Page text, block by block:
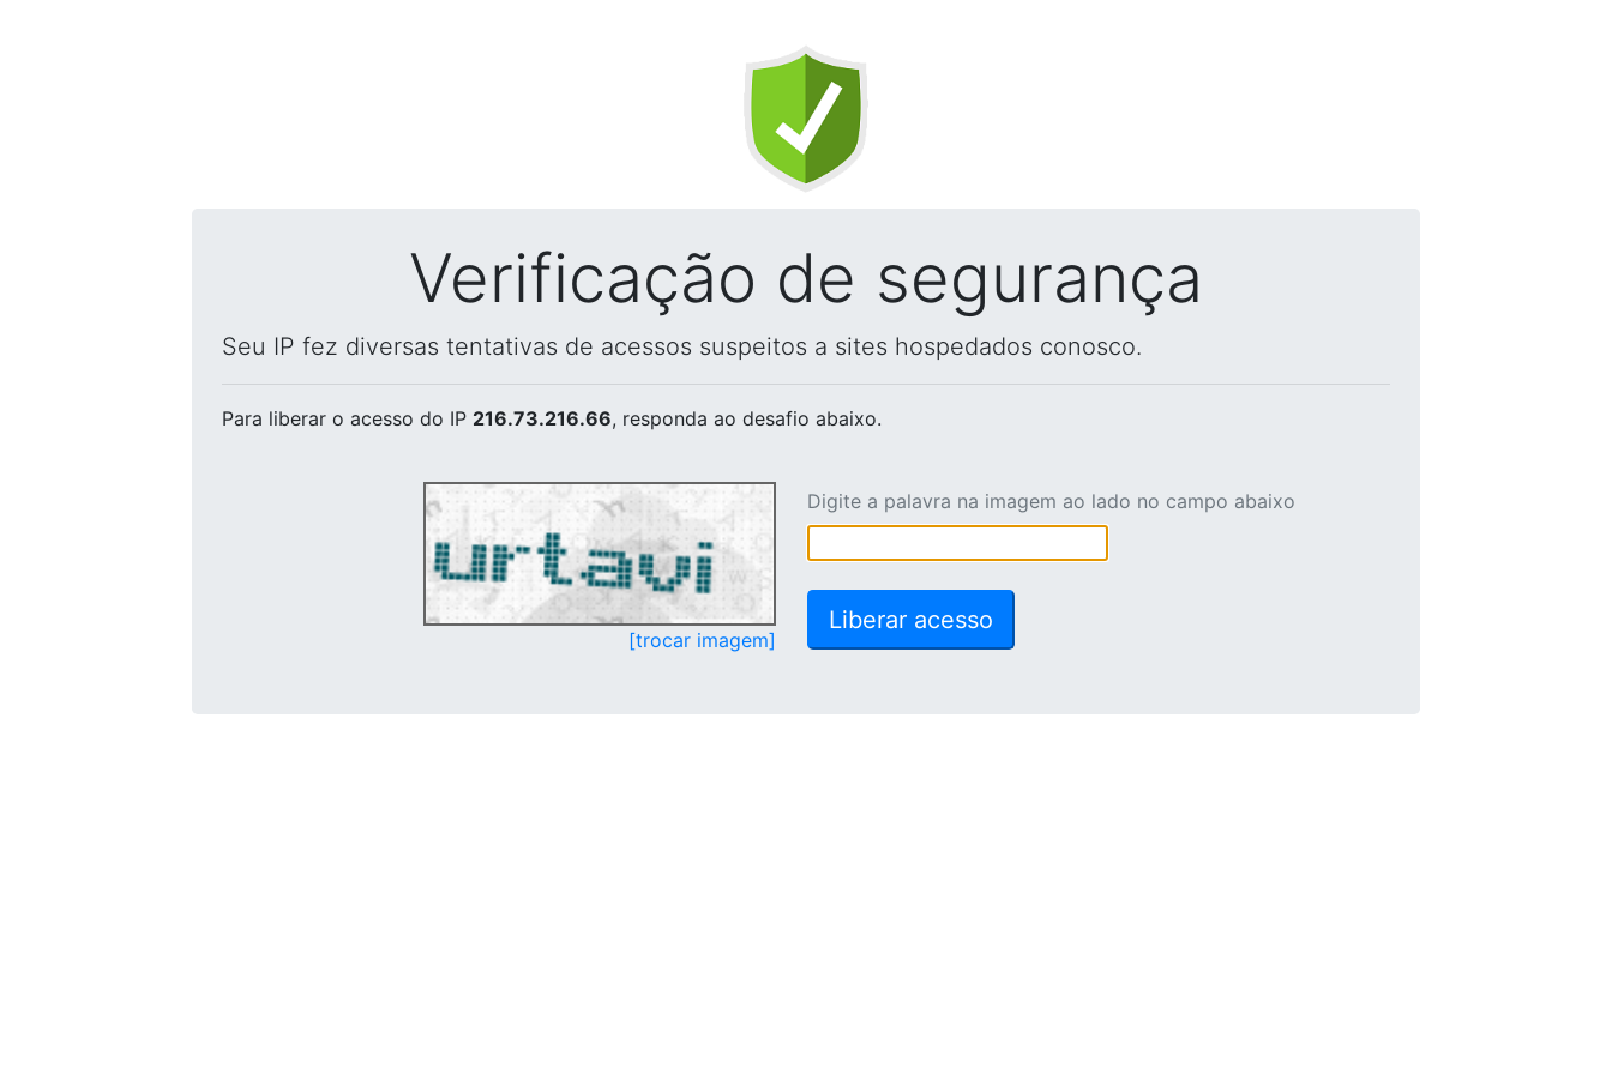
Verificação de segurança
Seu IP fez diversas tentativas de acessos suspeitos a sites hospedados conosco.
Para liberar o acesso do IP 216.73.216.66, responda ao desafio abaixo.
[trocar imagem]
Digite a palavra na imagem ao lado no campo abaixo